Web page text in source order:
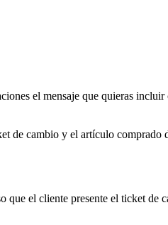
el mensaje que quieras incluir
de cambio y el artículo comprado
el cliente presente el ticket de